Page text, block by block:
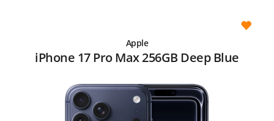
Apple
iPhone 17 Pro Max 256GB Deep Blue